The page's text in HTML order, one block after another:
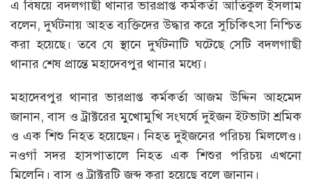
এ বিষয়ে বদলগাছী থানার ভারপ্রাপ্ত কর্মকর্তা আতিকুল ইসলাম
বলেন, দুর্ঘটনায় আহত ব্যক্তিদের উদ্ধার করে সুচিকিৎসা নিশ্চিত
করা হয়েছে। তবে যে স্থানে দুর্ঘটনাটি ঘটেছে সেটি বদলগাছী
থানার শেষ প্রান্তে মহাদেবপুর থানার মধ্যে।
মহাদেবপুর থানার ভারপ্রাপ্ত কর্মকর্তা আজম উদ্দিন আহমেদ
জানান, বাস ও ট্রাক্টরের মুখোমুখি সংঘর্ষে দুইজন ইটভাটা শ্রমিক
ও এক শিশু নিহত হয়েছেন। নিহত দুইজনের পরিচয় মিললেও।
নওগাঁ সদর হাসপাতালে নিহত এক শিশুর পরিচয় এখনো
মিলেনি। বাস ও ট্রাক্টরটি জব্দ করা হয়েছে বলে জানান।